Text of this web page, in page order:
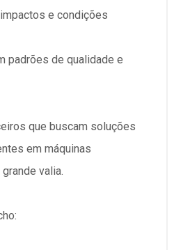
e condições
padrões de qualidade e
que buscam soluções
em máquinas
valia.